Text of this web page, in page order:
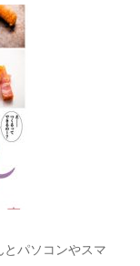
パソコンやスマ